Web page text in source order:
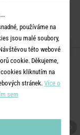
používáme na
jsou malé soubory,
této webové
cookie. Děkujeme,
kliknutím na
stránek. Více o
sem